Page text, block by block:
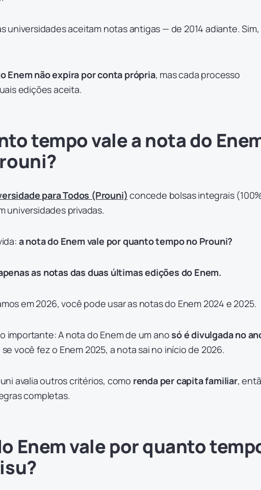
universidades aceitam notas antigas — de 2014 adiante. Sim,
Enem não expira por conta própria, mas cada processo
edições aceita.
tempo vale a nota do
para Todos (Prouni) concede bolsas integrais
universidades privadas.
a nota do Enem vale por quanto tempo no Prouni?
as notas das duas últimas edições do Enem.
em 2026, você pode usar as notas do Enem 2024 e 2025.
importante: A nota do Enem de um ano só é divulgada no
se você fez o Enem 2025, a nota sai no início de 2026.
avalia outros critérios, como renda per capita familiar,
completas.
Enem vale por quanto